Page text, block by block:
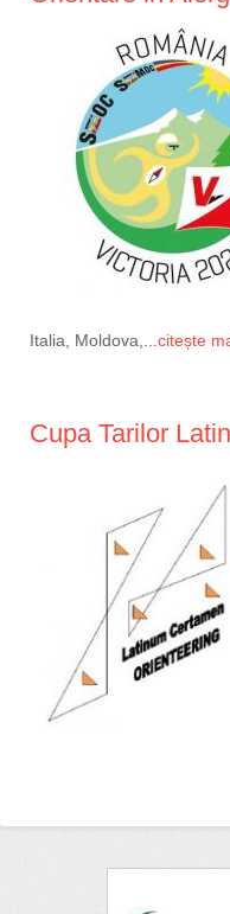
Italia, Moldova,... citește
Cupa Tarilor